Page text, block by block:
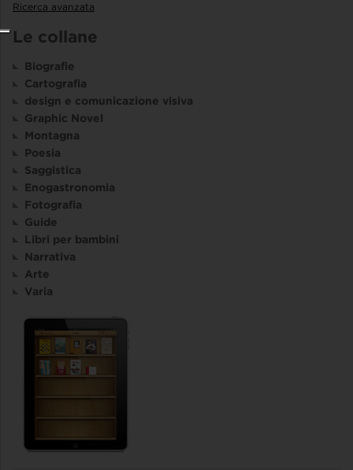
Ricerca avanzata
Le collane
Biografie
Cartografia
design e comunicazione visiva
Graphic Novel
Montagna
Poesia
Saggistica
Enogastronomia
Fotografia
Guide
Libri per bambini
Narrativa
Arte
Varia